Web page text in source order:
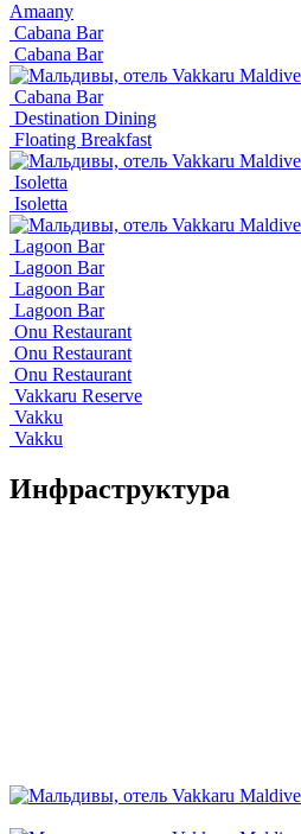
Amaany
Cabana Bar
Cabana Bar
Cabana Bar
Destination Dining
Floating Breakfast
Isoletta
Isoletta
Lagoon Bar
Lagoon Bar
Lagoon Bar
Lagoon Bar
Onu Restaurant
Onu Restaurant
Onu Restaurant
Vakkaru Reserve
Vakku
Vakku
Инфраструктура